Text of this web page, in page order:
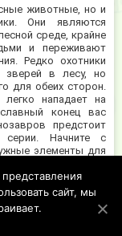
животные, но и
Они являются
среде, крайне
и переживают
Редко охотники
зверей в лесу, но
для обеих сторон.
нападает на
конец вас
предстоит
серии. Начните с
элементы для
между собой
первую вылазку в
сайт, мы